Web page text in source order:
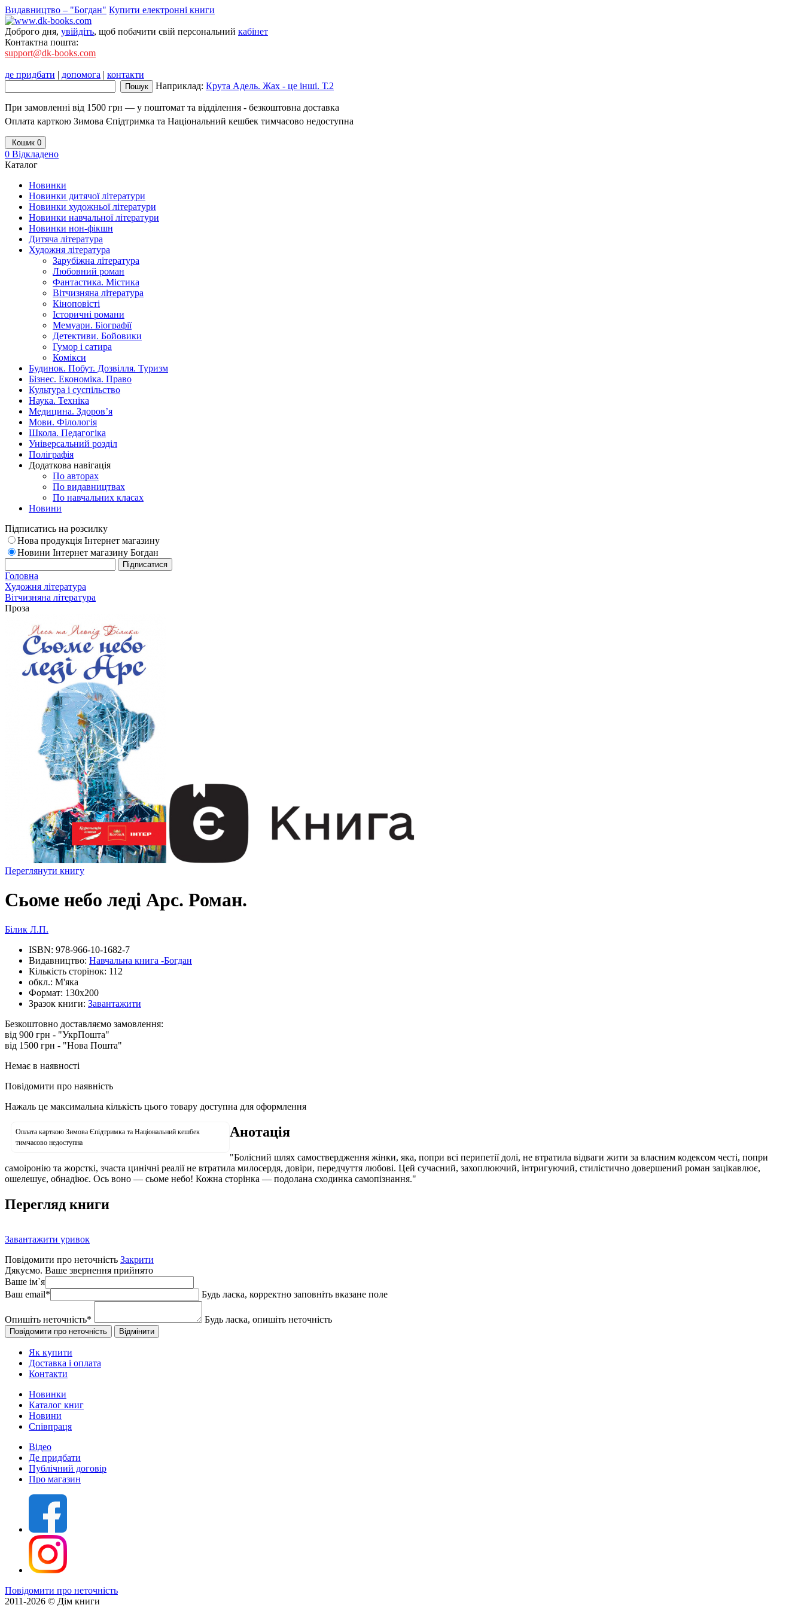
Видавництво – "Богдан" Купити електронні книги
Доброго дня, увійдіть, щоб побачити свій персональний кабінет
Контактна пошта:
support@dk-books.com
де придбати | допомога | контакти
Наприклад: Крута Адель. Жах - це інші. Т.2
При замовленні від 1500 грн — у поштомат та відділення - безкоштовна доставка
Оплата карткою Зимова Єпідтримка та Національний кешбек тимчасово недоступна
Кошик 0
0 Відкладено
Каталог
Новинки
Новинки дитячої літератури
Новинки художньої літератури
Новинки навчальної літератури
Новинки нон-фікшн
Дитяча література
Художня література
Зарубіжна література
Любовний роман
Фантастика. Містика
Вітчизняна література
Кіноповісті
Історичні романи
Мемуари. Біографії
Детективи. Бойовики
Гумор і сатира
Комікси
Будинок. Побут. Дозвілля. Туризм
Бізнес. Економіка. Право
Культура і суспільство
Наука. Техніка
Медицина. Здоров’я
Мови. Філологія
Школа. Педагогіка
Універсальний розділ
Поліграфія
Додаткова навігація
По авторах
По видавництвах
По навчальних класах
Новини
Підписатись на розсилку
Нова продукція Інтернет магазину
Новини Інтернет магазину Богдан
Головна
Художня література
Вітчизняна література
Проза
Переглянути книгу
Сьоме небо леді Арс. Роман.
Білик Л.П.
ISBN: 978-966-10-1682-7
Видавництво: Навчальна книга -Богдан
Кількість сторінок: 112
обкл.: М'яка
Формат: 130х200
Зразок книги: Завантажити
Безкоштовно доставляємо замовлення:
від 900 грн - "УкрПошта"
від 1500 грн - "Нова Пошта"
Немає в наявності
Повідомити про наявність
Нажаль це максимальна кількість цього товару доступна для оформлення
Оплата карткою Зимова Єпідтримка та Національний кешбек
тимчасово недоступна
Анотація
"Болісний шлях самоствердження жінки, яка, попри всі перипетії долі, не втратила відваги жити за власним кодексом честі, попри
самоіронію та жорсткі, зчаста цинічні реалії не втратила милосердя, довіри, передчуття любові. Цей сучасний, захоплюючий, інтригуючий, стилістично довершений роман зацікавлює,
ошелешує, обнадіює. Ось воно — сьоме небо! Кожна сторінка — подолана сходинка само­пізнання."
Перегляд книги
Завантажити уривок
Повідомити про неточність Закрити
Дякуємо. Ваше звернення прийнято
Ваше ім`я
Ваш email* Будь ласка, корректно заповніть вказане поле
Опишіть неточність* Будь ласка, опишіть неточність
Як купити
Доставка і оплата
Контакти
Новинки
Каталог книг
Новини
Співпраця
Відео
Де придбати
Публічний договір
Про магазин
Повідомити про неточність
2011-2026 © Дім книги